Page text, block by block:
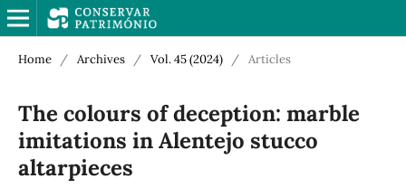
Home / Archives / Vol. 45 (2024) / Articles
The colours of deception: marble
imitations in Alentejo stucco
altarpieces